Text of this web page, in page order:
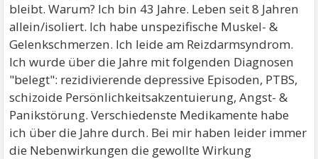
bleibt. Warum? Ich bin 43 Jahre. Leben seit 8 Jahren
allein/isoliert. Ich habe unspezifische Muskel- &
Gelenkschmerzen. Ich leide am Reizdarmsyndrom.
Ich wurde über die Jahre mit folgenden Diagnosen
"belegt": rezidivierende depressive Episoden, PTBS,
schizoide Persönlichkeitsakzentuierung, Angst- &
Panikstörung. Verschiedenste Medikamente habe
ich über die Jahre durch. Bei mir haben leider immer
die Nebenwirkungen die gewollte Wirkung